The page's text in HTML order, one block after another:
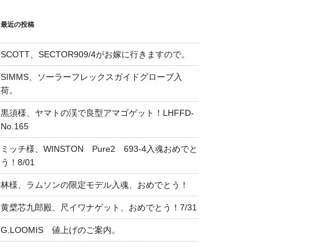
最近の投稿
SCOTT、SECTOR909/4がお嫁に行きますので。
SIMMS、ソーラーフレックスガイドグローブ入
荷。
黒須様、ヤマトの渓で良型アマゴゲット！LHFFD-
No.165
ミッチ様、WINSTON Pure2 693-4入魂おめでと
う！8/01
林様、ラムソンの限定モデル入魂、おめでとう！
黄檗芯九郎殿、尺イワナゲット、おめでとう！7/31
G.LOOMIS 値上げのご案内。